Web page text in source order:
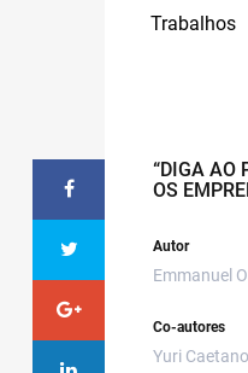
Trabalhos
“DIGA AO
OS
Autor
Emmanuel
Co-autores
Yuri